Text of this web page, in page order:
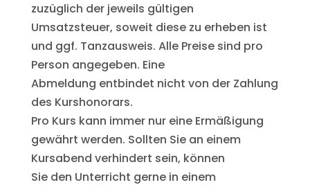
zuzüglich der jeweils gültigen
Umsatzsteuer, soweit diese zu erheben ist
und ggf. Tanzausweis. Alle Preise sind pro
Person angegeben. Eine
Abmeldung entbindet nicht von der Zahlung
des Kurshonorars.
Pro Kurs kann immer nur eine Ermäßigung
gewährt werden. Sollten Sie an einem
Kursabend verhindert sein, können
Sie den Unterricht gerne in einem